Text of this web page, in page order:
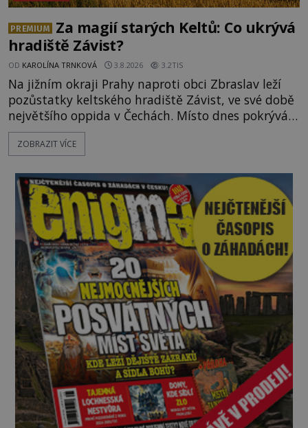
PREMIUM
Za magií starých Keltů: Co ukrývá
hradiště Závist?
OD KAROLÍNA TRNKOVÁ 3.8.2026 3.2TIS
Na jižním okraji Prahy naproti obci Zbraslav leží
pozůstatky keltského hradiště Závist, ve své době
největšího oppida v Čechách. Místo dnes pokrývá
les, zbytky po kdysi monumentálním hradišti jsou
ale v terénu patrné stále. Co dalšího tu po Keltech
vrch Hr
ZOBRAZIT VÍCE